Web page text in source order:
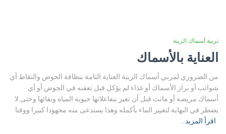
تربية أسماك الزينة
العناية بالأسماك
من الضروري لمربي أسماك الزينة العناية التامة بنظافة الحوض والتقاط أي
شوائب أو براز الأسماك أو غذاء لم يؤكل قبل تعفنه في الحوض أو أي
أسماك مريضة أو ماتت قبل أن تغير بتفاعلاتها حيوية المياه ونقائها وحتى لا
يضطر في النهاية لتغيير الماء بأكمله وهذا يستدعى منه مجهودا كبيرا ووقتا
اقرأ المزيد…